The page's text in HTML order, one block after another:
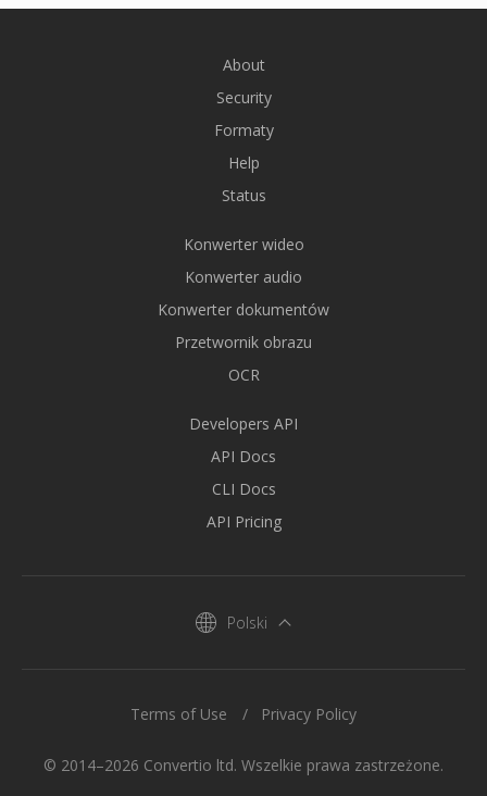
About
Security
Formaty
Help
Status
Konwerter wideo
Konwerter audio
Konwerter dokumentów
Przetwornik obrazu
OCR
Developers API
API Docs
CLI Docs
API Pricing
Polski
© 2014–2026 Convertio ltd. Wszelkie prawa zastrzeżone.
Terms of Use Privacy Policy